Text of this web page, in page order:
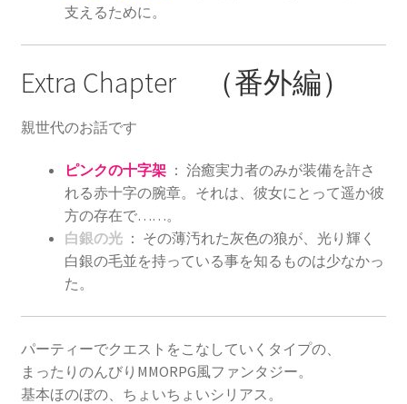
支えるために。
Extra Chapter （番外編）
親世代のお話です
ピンクの十字架： 治癒実力者のみが装備を許さ
れる赤十字の腕章。それは、彼女にとって遥か彼
方の存在で……。
白銀の光： その薄汚れた灰色の狼が、光り輝く
白銀の毛並を持っている事を知るものは少なかっ
た。
パーティーでクエストをこなしていくタイプの、
まったりのんびりMMORPG風ファンタジー。
基本ほのぼの、ちょいちょいシリアス。